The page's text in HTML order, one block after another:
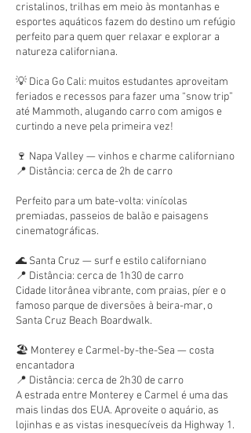
cristalinos, trilhas em meio às montanhas e
esportes aquáticos fazem do destino um refúgio
perfeito para quem quer relaxar e explorar a
natureza californiana.
💡 Dica Go Cali: muitos estudantes aproveitam
feriados e recessos para fazer uma “snow trip”
até Mammoth, alugando carro com amigos e
curtindo a neve pela primeira vez!
🍷 Napa Valley — vinhos e charme californiano
📍 Distância: cerca de 2h de carro
Perfeito para um bate-volta: vinícolas
premiadas, passeios de balão e paisagens
cinematográficas.
🌊 Santa Cruz — surf e estilo californiano
📍 Distância: cerca de 1h30 de carro
Cidade litorânea vibrante, com praias, píer e o
famoso parque de diversões à beira-mar, o
Santa Cruz Beach Boardwalk.
🏖️ Monterey e Carmel-by-the-Sea — costa
encantadora
📍 Distância: cerca de 2h30 de carro
A estrada entre Monterey e Carmel é uma das
mais lindas dos EUA. Aproveite o aquário, as
lojinhas e as vistas inesquecíveis da Highway 1.